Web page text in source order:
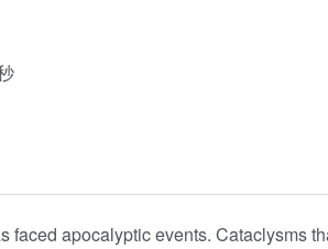
faced apocalyptic events. Cataclysms